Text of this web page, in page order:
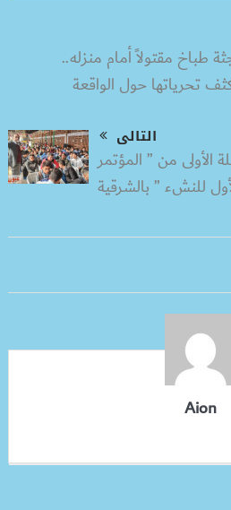
طباخ مقتولاً أمام منزله..
تحرياتها حول الواقعة
التالى
الأولى من ” المؤتمر
للنشء ” بالشرقية
Aion